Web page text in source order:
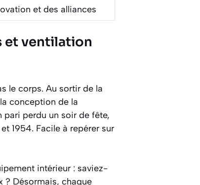
et des alliances
et ventilation
le corps. Au sortir de la
conception de la
pari perdu un soir de fête,
1954. Facile à repérer sur
intérieur : saviez-
? Désormais, chaque